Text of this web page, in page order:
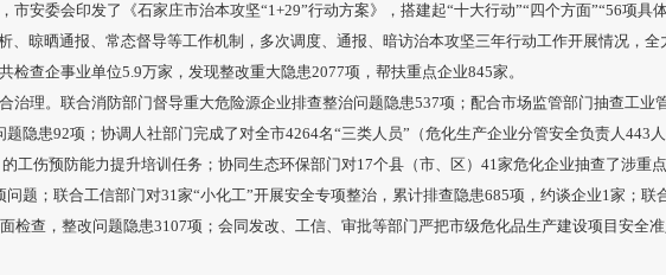
市安委会印发了《石家庄市治本攻坚“1+29”行动方案》，搭建起“十大行动”“四个方面”“56项具
、晾晒通报、常态督导等工作机制，多次调度、通报、暗访治本攻坚三年行动工作开展情况，全
检查企事业单位5.9万家，发现整改重大隐患2077项，帮扶重点企业845家。
治理。联合消防部门督导重大危险源企业排查整治问题隐患537项；配合市场监管部门抽查工业
隐患92项；协调人社部门完成了对全市4264名“三类人员”（危化生产企业分管安全负责人443
工伤预防能力提升培训任务；协同生态环保部门对17个县（市、区）41家危化企业抽查了涉重
问题；联合工信部门对31家“小化工”开展安全专项整治，累计排查隐患685项，约谈企业1家；联
检查，整改问题隐患3107项；会同发改、工信、审批等部门严把市级危化品生产建设项目安全